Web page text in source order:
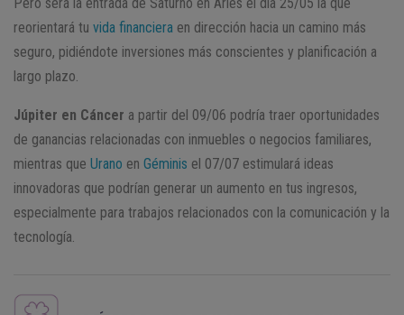
reorientará tu vida financiera en dirección hacia un camino más
seguro, pidiéndote inversiones más conscientes y planificación a
largo plazo.
Júpiter en Cáncer a partir del 09/06 podría traer oportunidades
de ganancias relacionadas con inmuebles o negocios familiares,
mientras que Urano en Géminis el 07/07 estimulará ideas
innovadoras que podrían generar un aumento en tus ingresos,
especialmente para trabajos relacionados con la comunicación y la
tecnología.